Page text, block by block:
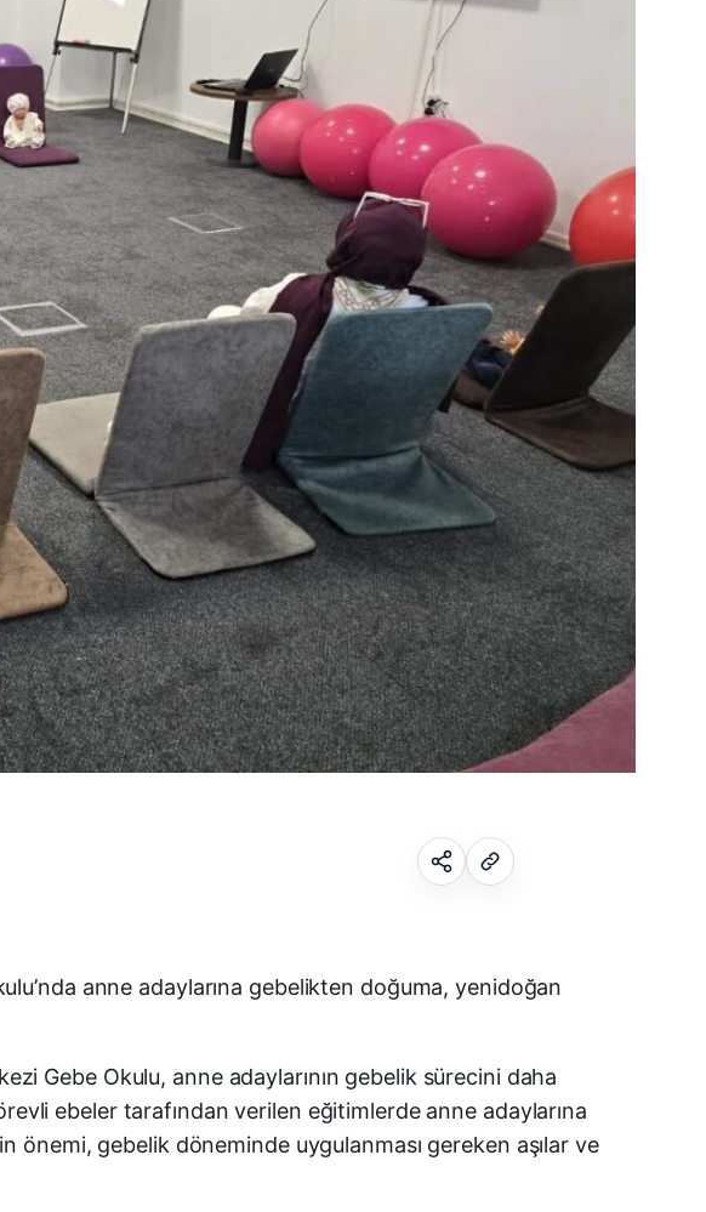
Facebook
WhatsApp
Telegram
anne adaylarına gebelikten doğuma, yenidoğan
Gebe Okulu, anne adaylarının gebelik sürecini daha
ebeler tarafından verilen eğitimlerde anne adaylarına
önemi, gebelik döneminde uygulanması gereken aşılar ve